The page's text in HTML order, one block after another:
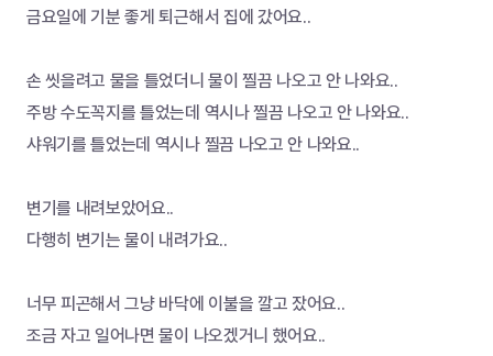
금요일에 기분 좋게 퇴근해서 집에 갔어요..
손 씻을려고 물을 틀었더니 물이 찔끔 나오고 안 나와요..
주방 수도꼭지를 틀었는데 역시나 찔끔 나오고 안 나와요..
샤워기를 틀었는데 역시나 찔끔 나오고 안 나와요..
변기를 내려보았어요..
다행히 변기는 물이 내려가요..
너무 피곤해서 그냥 바닥에 이불을 깔고 잤어요..
조금 자고 일어나면 물이 나오겠거니 했어요..